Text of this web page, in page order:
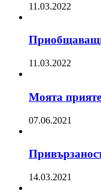
11.03.2022
11.03.2022
Моята
07.06.2021
14.03.2021